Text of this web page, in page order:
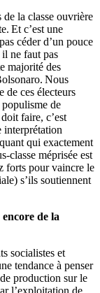
la classe ouvrière
Et c’est une
céder d’un pouce
ne faut pas
majorité des
Nous
de ces électeurs
de
faire, c’est
interprétation
qui exactement
classe méprisée est
forts pour vaincre le
s’ils soutiennent
encore de la
socialistes et
tendance à penser
production sur le
l’exploitation de